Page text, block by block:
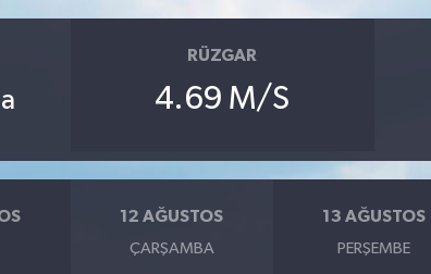
RÜZGAR
4.69 M/S
12 AĞUSTOS
ÇARŞAMBA
13 AĞUSTOS
PERŞEMBE